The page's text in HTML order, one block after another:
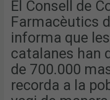
El Consell de
Farmacèutics
informa que
catalanes han
de 700.000
recorda a la
HI
VAGI
DE
MANERA
ESGLAONADA
PER
GARANTIR
UN
BON
FUNCIONAMENT
DEL
SISTEMAEL
CONSELL
DE
COL·LEGIS